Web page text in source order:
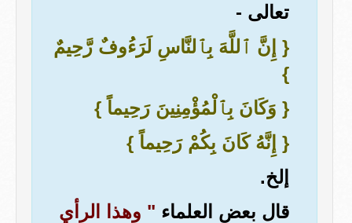
تعالى -
{ إِنَّ ٱللَّهَ بِٱلنَّاسِ لَرَءُوفٌ رَّحِيمٌ
}
{ وَكَانَ بِٱلْمُؤْمِنِينَ رَحِيماً }
{ إِنَّهُ كَانَ بِكُمْ رَحِيماً }
إلخ.
قال بعض العلماء " وهذا الرأي